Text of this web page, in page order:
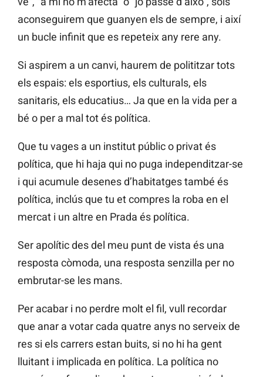
aconseguirem que guanyen els de sempre, i així
un bucle infinit que es repeteix any rere any.
Si aspirem a un canvi, haurem de polititzar tots
els espais: els esportius, els culturals, els
sanitaris, els educatius… Ja que en la vida per a
bé o per a mal tot és política.
Que tu vages a un institut públic o privat és
política, que hi haja qui no puga independitzar-se
i qui acumule desenes d’habitatges també és
política, inclús que tu et compres la roba en el
mercat i un altre en Prada és política.
Ser apolític des del meu punt de vista és una
resposta còmoda, una resposta senzilla per no
embrutar-se les mans.
Per acabar i no perdre molt el fil, vull recordar
que anar a votar cada quatre anys no serveix de
res si els carrers estan buits, si no hi ha gent
lluitant i implicada en política. La política no